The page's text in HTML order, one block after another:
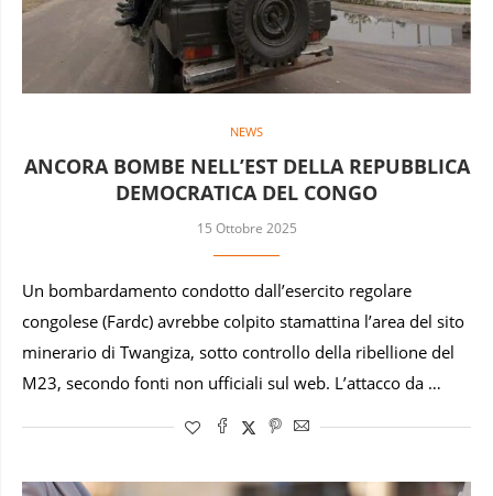
NEWS
ANCORA BOMBE NELL’EST DELLA REPUBBLICA
DEMOCRATICA DEL CONGO
15 Ottobre 2025
Un bombardamento condotto dall’esercito regolare
congolese (Fardc) avrebbe colpito stamattina l’area del sito
minerario di Twangiza, sotto controllo della ribellione del
M23, secondo fonti non ufficiali sul web. L’attacco da …